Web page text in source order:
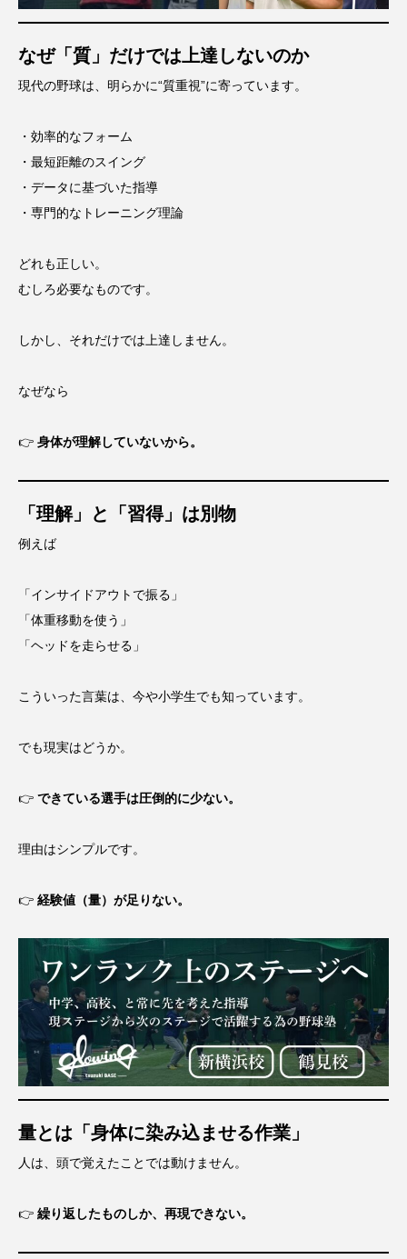
なぜ「質」だけでは上達しないのか
現代の野球は、明らかに“質重視”に寄っています。
・効率的なフォーム
・最短距離のスイング
・データに基づいた指導
・専門的なトレーニング理論
どれも正しい。
むしろ必要なものです。
しかし、それだけでは上達しません。
なぜなら
👉 身体が理解していないから。
「理解」と「習得」は別物
例えば
「インサイドアウトで振る」
「体重移動を使う」
「ヘッドを走らせる」
こういった言葉は、今や小学生でも知っています。
でも現実はどうか。
👉 できている選手は圧倒的に少ない。
理由はシンプルです。
👉 経験値（量）が足りない。
量とは「身体に染み込ませる作業」
人は、頭で覚えたことでは動けません。
👉 繰り返したものしか、再現できない。